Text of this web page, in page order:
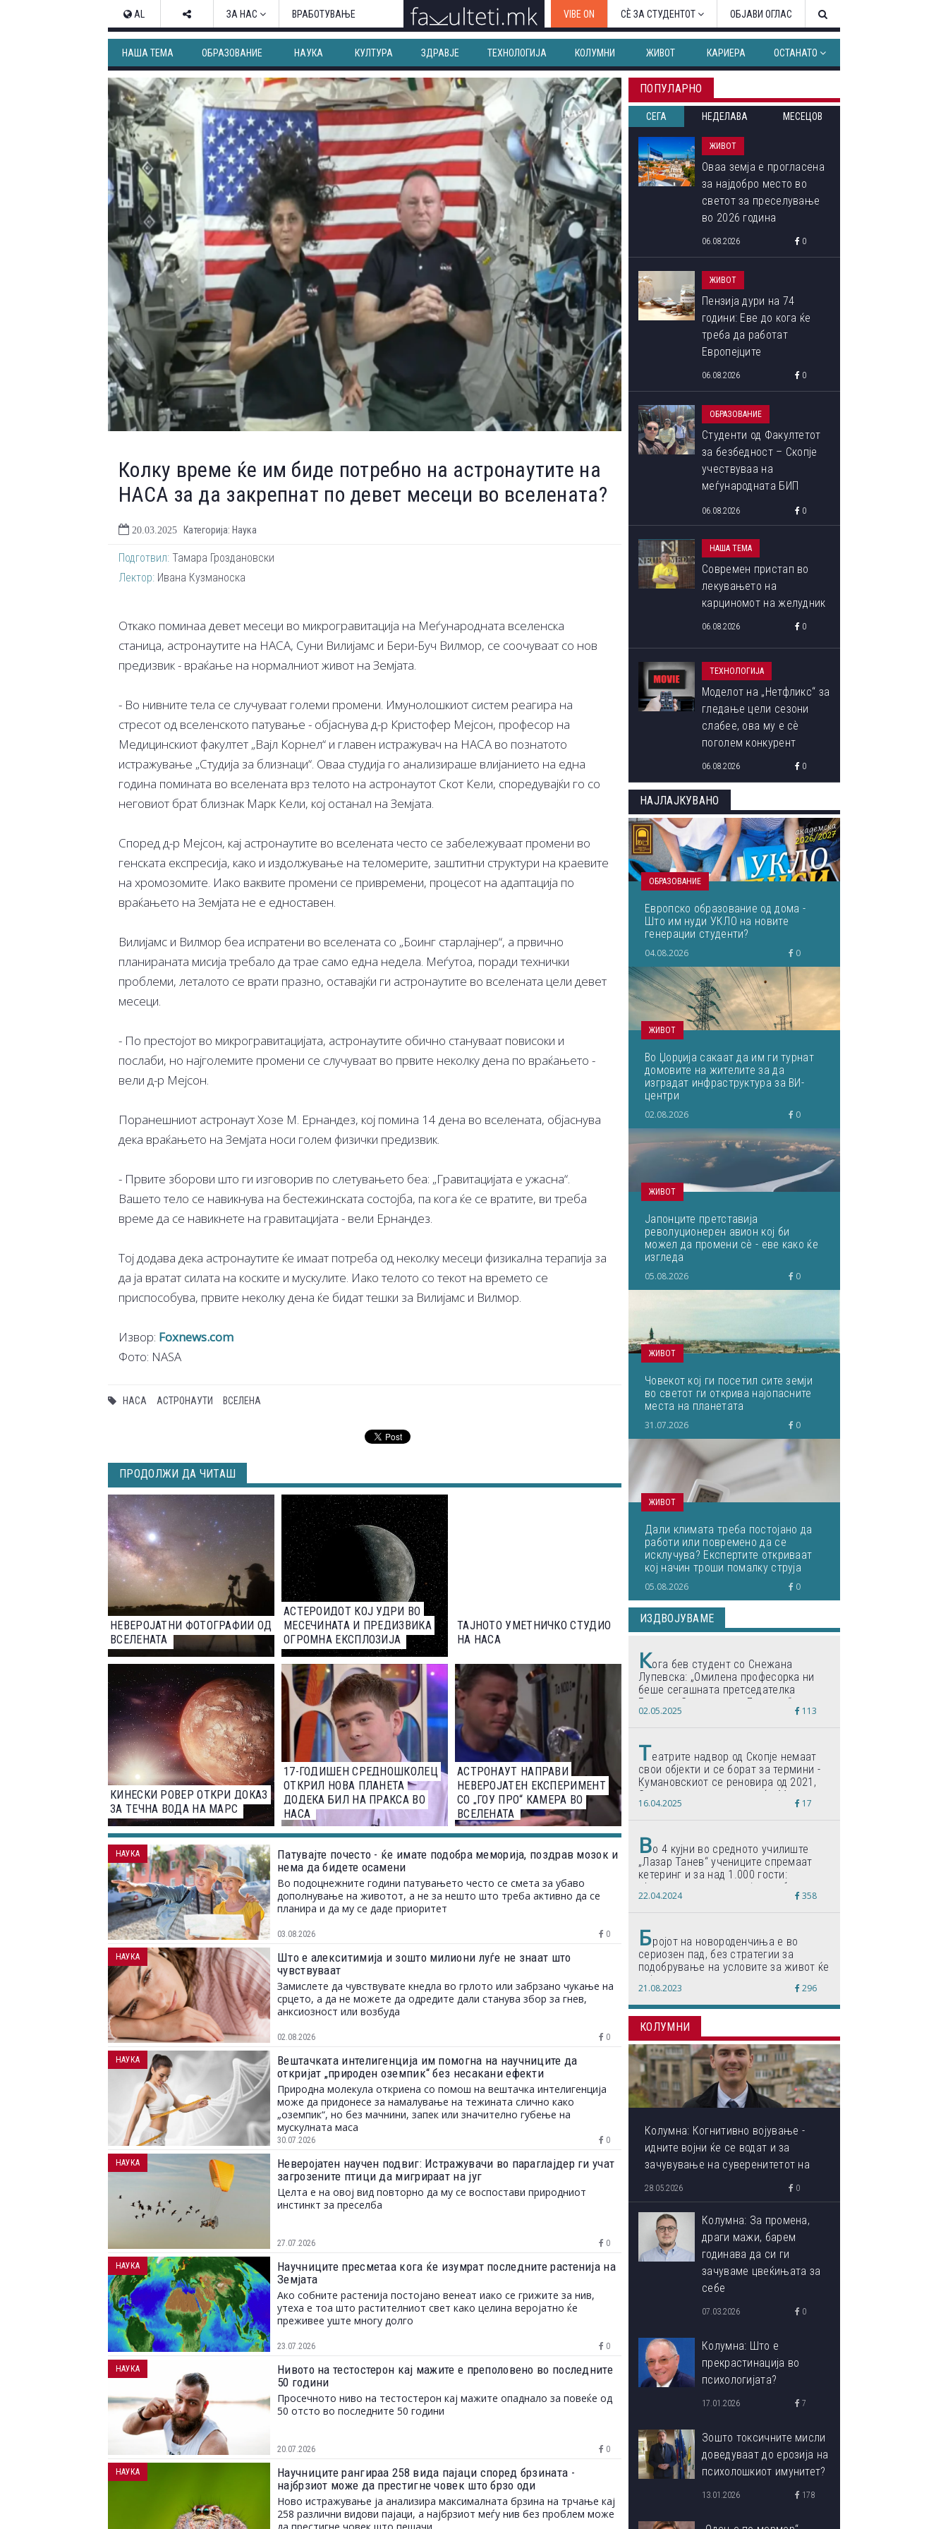
AL ЗА НАС ВРАБОТУВАЊЕ VIBE ON СЀ ЗА СТУДЕНТОТ ОБЈАВИ ОГЛАС
НАША ТЕМА ОБРАЗОВАНИЕ НАУКА КУЛТУРА ЗДРАВЈЕ ТЕХНОЛОГИЈА КОЛУМНИ ЖИВОТ КАРИЕРА ОСТАНАТО
Колку време ќе им биде потребно на астронаутите на
НАСА за да закрепнат по девет месеци во вселената?
20.03.2025 Категорија: Наука
Подготвил: Тамара Гроздановски
Лектор: Ивана Кузманоска
Откако поминаа девет месеци во микрогравитација на Меѓународната вселенска
станица, астронаутите на НАСА, Суни Вилијамс и Бери-Буч Вилмор, се соочуваат со нов
предизвик - враќање на нормалниот живот на Земјата.
- Во нивните тела се случуваат големи промени. Имунолошкиот систем реагира на
стресот од вселенското патување - објаснува д-р Кристофер Мејсон, професор на
Медицинскиот факултет „Вајл Корнел“ и главен истражувач на НАСА во познатото
истражување „Студија за близнаци“. Оваа студија го анализираше влијанието на една
година помината во вселената врз телото на астронаутот Скот Кели, споредувајќи го со
неговиот брат близнак Марк Кели, кој останал на Земјата.
Според д-р Мејсон, кај астронаутите во вселената често се забележуваат промени во
генската експресија, како и издолжување на теломерите, заштитни структури на краевите
на хромозомите. Иако ваквите промени се привремени, процесот на адаптација по
враќањето на Земјата не е едноставен.
Вилијамс и Вилмор беа испратени во вселената со „Боинг старлајнер“, а првично
планираната мисија требало да трае само една недела. Меѓутоа, поради технички
проблеми, леталото се врати празно, оставајќи ги астронаутите во вселената цели девет
месеци.
- По престојот во микрогравитацијата, астронаутите обично стануваат повисоки и
послаби, но најголемите промени се случуваат во првите неколку дена по враќањето -
вели д-р Мејсон.
Поранешниот астронаут Хозе М. Ернандез, кој помина 14 дена во вселената, објаснува
дека враќањето на Земјата носи голем физички предизвик.
- Првите зборови што ги изговорив по слетувањето беа: „Гравитацијата е ужасна“.
Вашето тело се навикнува на бестежинската состојба, па кога ќе се вратите, ви треба
време да се навикнете на гравитацијата - вели Ернандез.
Тој додава дека астронаутите ќе имаат потреба од неколку месеци физикална терапија за
да ја вратат силата на коските и мускулите. Иако телото со текот на времето се
приспособува, првите неколку дена ќе бидат тешки за Вилијамс и Вилмор.
Извор: Foxnews.com
Фото: NASA
НАСА АСТРОНАУТИ ВСЕЛЕНА
ПРОДОЛЖИ ДА ЧИТАШ
НЕВЕРОЈАТНИ ФОТОГРАФИИ ОД
ВСЕЛЕНАТА
АСТЕРОИДОТ КОЈ УДРИ ВО
МЕСЕЧИНАТА И ПРЕДИЗВИКА
ОГРОМНА ЕКСПЛОЗИЈА
ТАЈНОТО УМЕТНИЧКО СТУДИО
НА НАСА
КИНЕСКИ РОВЕР ОТКРИ ДОКАЗ
ЗА ТЕЧНА ВОДА НА МАРС
17-ГОДИШЕН СРЕДНОШКОЛЕЦ
ОТКРИЛ НОВА ПЛАНЕТА
ДОДЕКА БИЛ НА ПРАКСА ВО
НАСА
АСТРОНАУТ НАПРАВИ
НЕВЕРОЈАТЕН ЕКСПЕРИМЕНТ
СО „ГОУ ПРО“ КАМЕРА ВО
ВСЕЛЕНАТА
Патувајте почесто - ќе имате подобра меморија, поздрав мозок и
нема да бидете осамени
Во подоцнежните години патувањето често се смета за убаво
дополнување на животот, а не за нешто што треба активно да се
планира и да му се даде приоритет
03.08.2026 0
НАУКА
Што е алекситимија и зошто милиони луѓе не знаат што
чувствуваат
Замислете да чувствувате кнедла во грлото или забрзано чукање на
срцето, а да не можете да одредите дали станува збор за гнев,
анксиозност или возбуда
02.08.2026 0
НАУКА
Вештачката интелигенција им помогна на научниците да
откријат „природен оземпик“ без несакани ефекти
Природна молекула откриена со помош на вештачка интелигенција
може да придонесе за намалување на тежината слично како
„оземпик“, но без мачнини, запек или значително губење на
мускулната маса
30.07.2026 0
НАУКА
Неверојатен научен подвиг: Истражувачи во параглајдер ги учат
загрозените птици да мигрираат на југ
Целта е на овој вид повторно да му се воспостави природниот
инстинкт за преселба
27.07.2026 0
НАУКА
Научниците пресметаа кога ќе изумрат последните растенија на
Земјата
Ако собните растенија постојано венеат иако се грижите за нив,
утеха е тоа што растителниот свет како целина веројатно ќе
преживее уште многу долго
23.07.2026 0
НАУКА
Нивото на тестостерон кај мажите е преполовено во последните
50 години
Просечното ниво на тестостерон кај мажите опаднало за повеќе од
50 отсто во последните 50 години
20.07.2026 0
НАУКА
Научниците рангираа 258 вида пајаци според брзината -
најбрзиот може да престигне човек што брзо оди
Ново истражување ја анализира максималната брзина на трчање кај
258 различни видови пајаци, а најбрзиот меѓу нив без проблем може
НАУКА
ПОПУЛАРНО
СЕГА НЕДЕЛАВА МЕСЕЦОВ
ЖИВОТ
Оваа земја е прогласена
за најдобро место во
светот за преселување
во 2026 година
06.08.2026 0
ЖИВОТ
Пензија дури на 74
години: Еве до кога ќе
треба да работат
Европејците
06.08.2026 0
ОБРАЗОВАНИЕ
Студенти од Факултетот
за безбедност – Скопје
учествуваа на
меѓународната БИП
06.08.2026 0
НАША ТЕМА
Современ пристап во
лекувањето на
карциномот на желудник
06.08.2026 0
ТЕХНОЛОГИЈА
Моделот на „Нетфликс“ за
гледање цели сезони
слабее, ова му е сѐ
поголем конкурент
06.08.2026 0
НАЈЛАЈКУВАНО
ОБРАЗОВАНИЕ
Европско образование од дома -
Што им нуди УКЛО на новите
генерации студенти?
04.08.2026 0
ЖИВОТ
Во Џорџија сакаат да им ги турнат
домовите на жителите за да
изградат инфраструктура за ВИ-
центри
02.08.2026 0
ЖИВОТ
Јапонците претставија
револуционерен авион кој би
можел да промени сѐ - еве како ќе
изгледа
05.08.2026 0
ЖИВОТ
Човекот кој ги посетил сите земји
во светот ги открива најопасните
места на планетата
31.07.2026 0
ЖИВОТ
Дали климата треба постојано да
работи или повремено да се
исклучува? Експертите откриваат
кој начин троши помалку струја
05.08.2026 0
ИЗДВОЈУВАМЕ
Кога бев студент со Снежана
Лупевска: „Омилена професорка ни
беше сегашната претседателка
Гордана Сиљановска-Давкова“
02.05.2025 113
Театрите надвор од Скопје немаат
свои објекти и се борат за термини -
Кумановскиот се реновира од 2021,
Струмичкиот се гради веќе 11 години
16.04.2025 17
Во 4 кујни во средното училиште
„Лазар Танев“ учениците спремаат
кетеринг и за над 1.000 гости:
„Формиравме компанија и работиме
по светски стандарди“
22.04.2024 358
Бројот на новороденчиња е во
сериозен пад, без стратегии за
подобрување на условите за живот ќе
дојде до затворање на училишта,
предупредуваат експертите
21.08.2023 296
КОЛУМНИ
Колумна: Когнитивно војување -
идните војни ќе се водат и за
зачувување на суверенитетот на
сопствениот ум
28.05.2026 0
Колумна: За промена,
драги мажи, барем
годинава да си ги
зачуваме цвеќињата за
себе
07.03.2026 0
Колумна: Што е
прекрастинација во
психологијата?
17.01.2026 7
Зошто токсичните мисли
доведуваат до ерозија на
психолошкиот имунитет?
13.01.2026 178